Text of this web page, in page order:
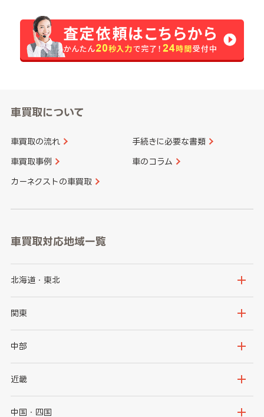
車買取について
車買取の流れ 手続きに必要な書類
車買取事例 車のコラム
カーネクストの車買取
車買取対応地域一覧
北海道・東北
北海道
岩手県
秋田県
関東
茨城県
群馬県
千葉県
中部
新潟県
石川県
近畿
大阪府
中国・四国